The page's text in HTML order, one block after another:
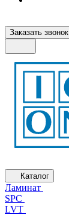
Заказать звонок
Каталог
Ламинат
SPC
LVT